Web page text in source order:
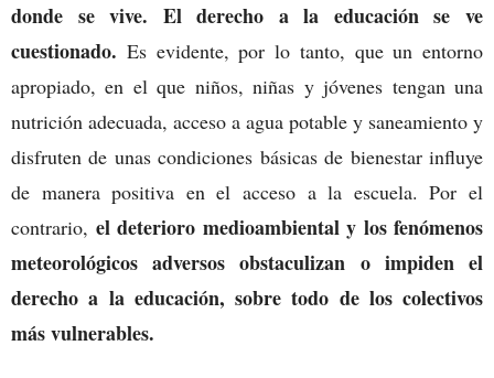
donde se vive. El derecho a la educación se ve
cuestionado. Es evidente, por lo tanto, que un entorno
apropiado, en el que niños, niñas y jóvenes tengan una
nutrición adecuada, acceso a agua potable y saneamiento y
disfruten de unas condiciones básicas de bienestar influye
de manera positiva en el acceso a la escuela. Por el
contrario, el deterioro medioambiental y los fenómenos
meteorológicos adversos obstaculizan o impiden el
derecho a la educación, sobre todo de los colectivos
más vulnerables.